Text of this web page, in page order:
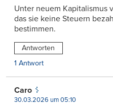
Unter neuem Kapitalismus
das sie keine Steuern
bestimmen.
Antworten
1 Antwort
Caro
30.03.2026 um 05:10